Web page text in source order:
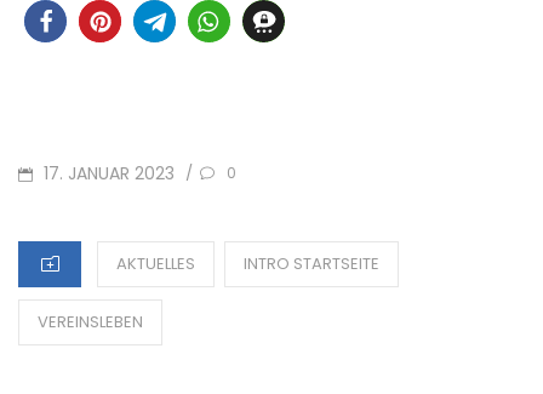
POSTED
17. JANUAR 2023 / 0
CATEGORIES
AKTUELLES INTRO STARTSEITE
VEREINSLEBEN